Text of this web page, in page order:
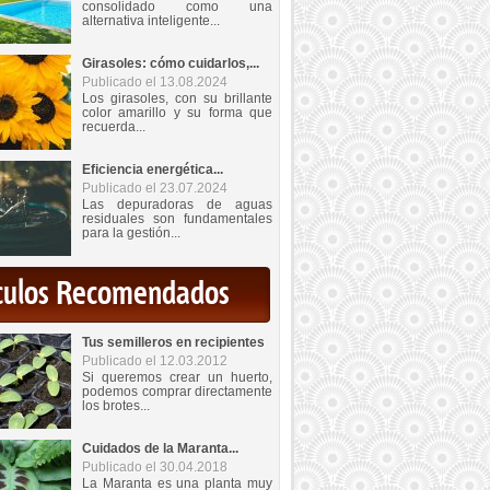
consolidado como una
alternativa inteligente...
Girasoles: cómo cuidarlos,...
Publicado el 13.08.2024
Los girasoles, con su brillante
color amarillo y su forma que
recuerda...
Eficiencia energética...
Publicado el 23.07.2024
Las depuradoras de aguas
residuales son fundamentales
para la gestión...
Recomendados
Tus semilleros en recipientes
Publicado el 12.03.2012
Si queremos crear un huerto,
podemos comprar directamente
los brotes...
Cuidados de la Maranta...
Publicado el 30.04.2018
La Maranta es una planta muy